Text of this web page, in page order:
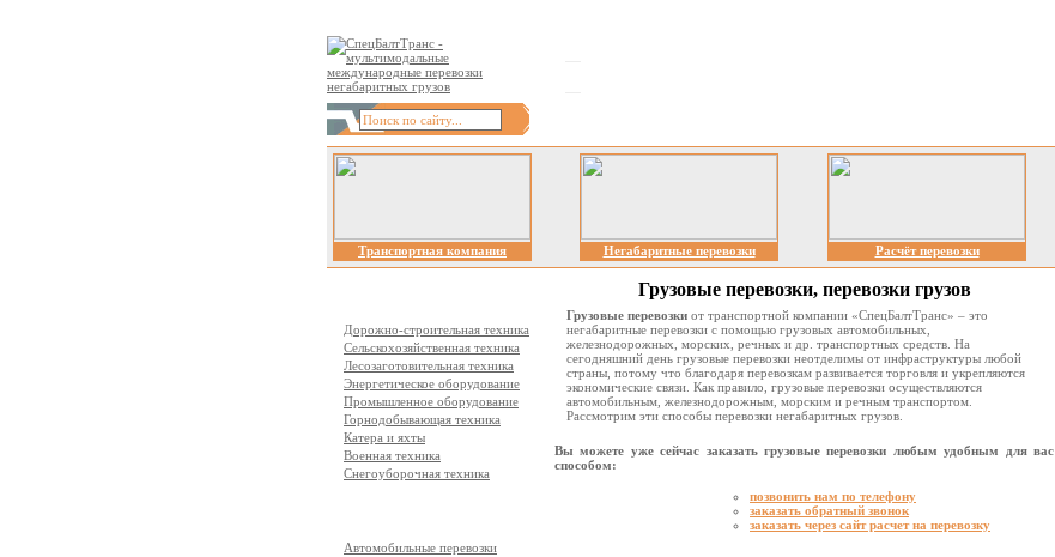
Транспортная компания Негабаритные перевозки Расчёт перевозки
Дорожно-строительная техника
Сельскохозяйственная техника
Лесозаготовительная техника
Энергетическое оборудование
Промышленное оборудование
Горнодобывающая техника
Катера и яхты
Военная техника
Снегоуборочная техника
Автомобильные перевозки
Грузовые перевозки, перевозки грузов
Грузовые перевозки от транспортной компании «СпецБалтТранс» – это
негабаритные перевозки с помощью грузовых автомобильных,
железнодорожных, морских, речных и др. транспортных средств. На
сегодняшний день грузовые перевозки неотделимы от инфраструктуры любой
страны, потому что благодаря перевозкам развивается торговля и укрепляются
экономические связи. Как правило, грузовые перевозки осуществляются
автомобильным, железнодорожным, морским и речным транспортом.
Рассмотрим эти способы перевозки негабаритных грузов.
Вы можете уже сейчас заказать грузовые перевозки любым удобным для вас
способом:
позвонить нам по телефону
заказать обратный звонок
заказать через сайт расчет на перевозку